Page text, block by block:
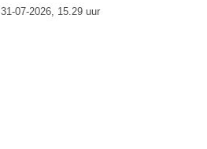
31-07-2026, 15.29 uur